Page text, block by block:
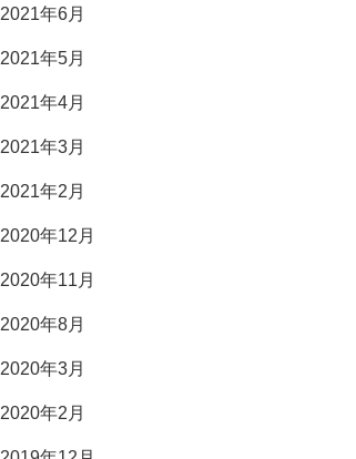
2021年6月
2021年5月
2021年4月
2021年3月
2021年2月
2020年12月
2020年11月
2020年8月
2020年3月
2020年2月